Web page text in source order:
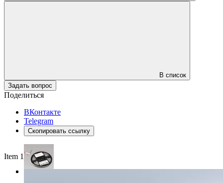
В список
Задать вопрос
Поделиться
ВКонтакте
Telegram
Скопировать ссылку
Item 1 of 3